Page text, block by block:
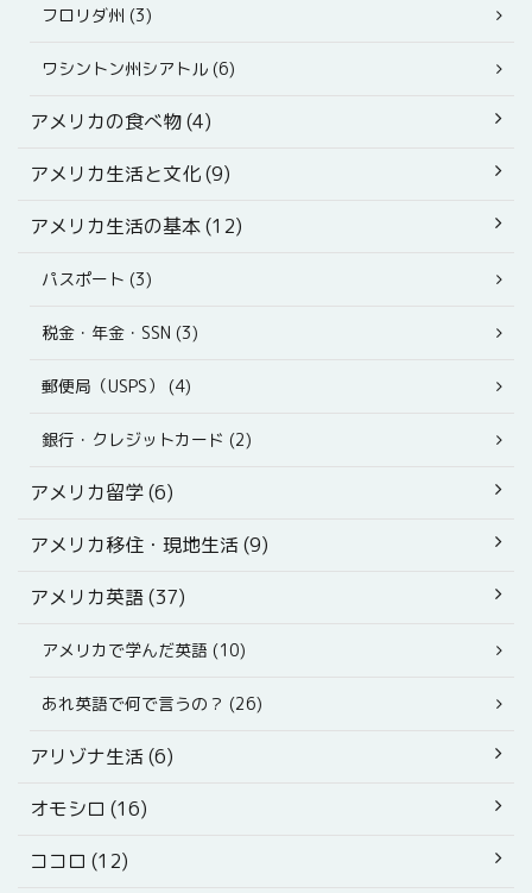
フロリダ州 (3)
ワシントン州シアトル (6)
アメリカの食べ物 (4)
アメリカ生活と文化 (9)
アメリカ生活の基本 (12)
パスポート (3)
税金・年金・SSN (3)
郵便局（USPS） (4)
銀行・クレジットカード (2)
アメリカ留学 (6)
アメリカ移住・現地生活 (9)
アメリカ英語 (37)
アメリカで学んだ英語 (10)
あれ英語で何で言うの？ (26)
アリゾナ生活 (6)
オモシロ (16)
ココロ (12)